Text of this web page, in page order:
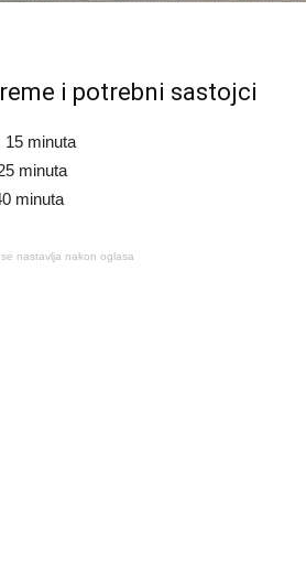
i potrebni sastojci
15 minuta
minuta
minuta
nastavlja nakon oglasa